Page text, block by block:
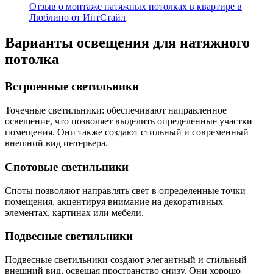
Отзыв о монтаже натяжных потолках в квартире в
Люблино от ИнтСтайл
Варианты освещения для натяжного
потолка
Встроенные светильники
Точечные светильники: обеспечивают направленное
освещение, что позволяет выделить определенные участки
помещения. Они также создают стильный и современный
внешний вид интерьера.
Спотовые светильники
Споты позволяют направлять свет в определенные точки
помещения, акцентируя внимание на декоративных
элементах, картинах или мебели.
Подвесные светильники
Подвесные светильники создают элегантный и стильный
внешний вид, освещая пространство снизу. Они хорошо